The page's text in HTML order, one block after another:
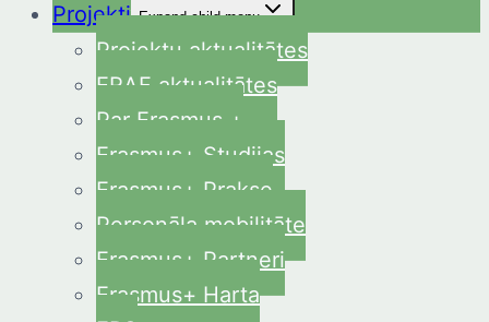
Projekti Expand child menu
Projektu aktualitātes
ERAF aktualitātes
Par Erasmus +
Erasmus+ Studijas
Erasmus+ Prakse
Personāla mobilitāte
Erasmus+ Partneri
Erasmus+ Harta